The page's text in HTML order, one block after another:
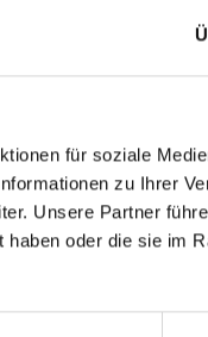
für soziale
zu Ihrer
Unsere Partner
oder die sie im
Flächen
zu
WD
Bitte